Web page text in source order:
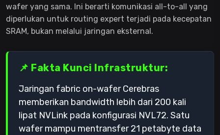
wafer yang sama. Ini berarti komunikasi all-to-all yang
diperlukan untuk routing expert terjadi pada kecepatan
SRAM, bukan melalui jaringan eksternal.
📌 Fakta Kunci Infrastruktur:
Jaringan fabric on-wafer Cerebras
memberikan bandwidth lebih dari 200 kali
lipat NVLink pada konfigurasi NVL72. Satu
wafer mampu mentransfer 21 petabyte data